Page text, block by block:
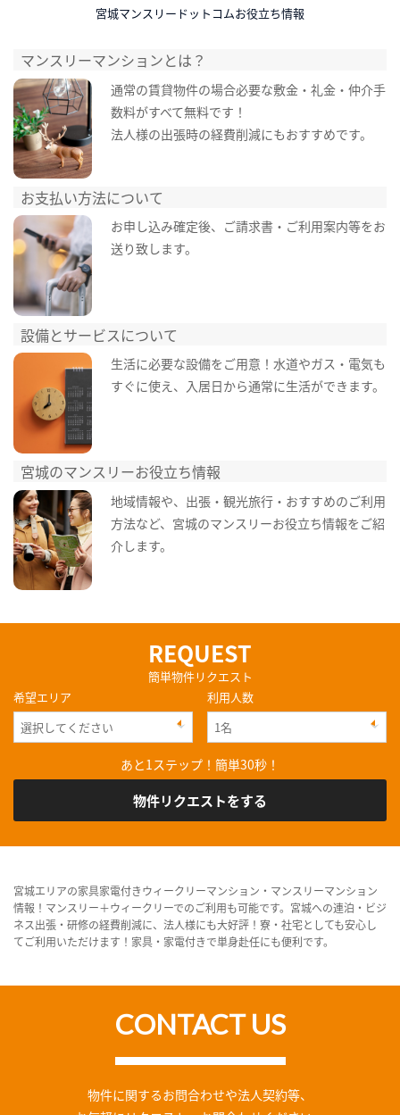
宮城マンスリードットコムお役立ち情報
マンスリーマンションとは？
通常の賃貸物件の場合必要な敷金・礼金・仲介手
数料がすべて無料です！
法人様の出張時の経費削減にもおすすめです。
お支払い方法について
お申し込み確定後、ご請求書・ご利用案内等をお
送り致します。
設備とサービスについて
生活に必要な設備をご用意！水道やガス・電気も
すぐに使え、入居日から通常に生活ができます。
宮城のマンスリーお役立ち情報
地域情報や、出張・観光旅行・おすすめのご利用
方法など、宮城のマンスリーお役立ち情報をご紹
介します。
REQUEST
簡単物件リクエスト
希望エリア
利用人数
あと1ステップ！簡単30秒！
物件リクエストをする
宮城エリアの家具家電付きウィークリーマンション・マンスリーマンション
情報！マンスリー＋ウィークリーでのご利用も可能です。宮城への連泊・ビジ
ネス出張・研修の経費削減に、法人様にも大好評！寮・社宅としても安心し
てご利用いただけます！家具・家電付きで単身赴任にも便利です。
CONTACT US
物件に関するお問合わせや法人契約等、